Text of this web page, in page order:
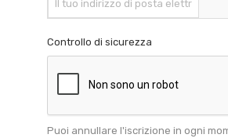
Controllo di sicurezza
Puoi annullare l'iscrizione in ogni